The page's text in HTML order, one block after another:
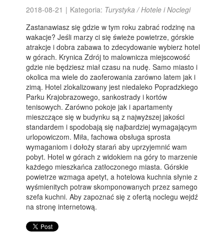
2018-08-21 | Kategoria: Turystyka / Hotele i Noclegi
Zastanawiasz się gdzie w tym roku zabrać rodzinę na
wakacje? Jeśli marzy ci się świeże powietrze, górskie
atrakcje i dobra zabawa to zdecydowanie wybierz hotel
w górach. Krynica Zdrój to malownicza miejscowość
gdzie nie będziesz miał czasu na nudę. Samo miasto i
okolica ma wiele do zaoferowania zarówno latem jak i
zimą. Hotel zlokalizowany jest niedaleko Popradzkiego
Parku Krajobrazowego, sankostrady i kortów
tenisowych. Zarówno pokoje jak i apartamenty
mieszczące się w budynku są z najwyższej jakości
standardem i spodobają się najbardziej wymagającym
urlopowiczom. Miła, fachowa obsługa sprosta
wymaganiom i dołoży starań aby uprzyjemnić wam
pobyt. Hotel w górach z widokiem na góry to marzenie
każdego mieszkańca zatłoczonego miasta. Górskie
powietrze wzmaga apetyt, a hotelowa kuchnia słynie z
wyśmienitych potraw skomponowanych przez samego
szefa kuchni. Aby zapoznać się z ofertą noclegu wejdź
na stronę internetową.